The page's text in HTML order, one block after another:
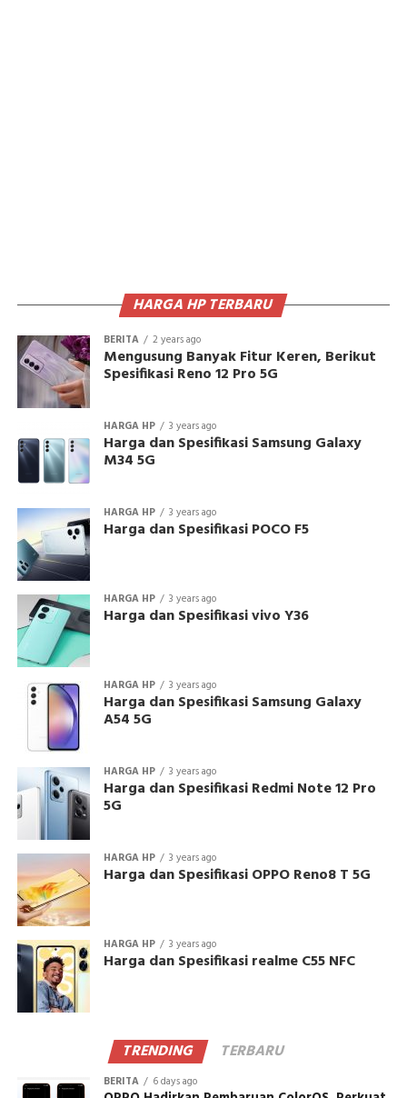
HARGA HP TERBARU
BERITA 2 years ago
Mengusung Banyak Fitur Keren, Berikut
Spesifikasi Reno 12 Pro 5G
HARGA HP 3 years ago
Harga dan Spesifikasi Samsung Galaxy
M34 5G
HARGA HP 3 years ago
Harga dan Spesifikasi POCO F5
HARGA HP 3 years ago
Harga dan Spesifikasi vivo Y36
HARGA HP 3 years ago
Harga dan Spesifikasi Samsung Galaxy
A54 5G
HARGA HP 3 years ago
Harga dan Spesifikasi Redmi Note 12 Pro
5G
HARGA HP 3 years ago
Harga dan Spesifikasi OPPO Reno8 T 5G
HARGA HP 3 years ago
Harga dan Spesifikasi realme C55 NFC
TRENDING TERBARU
BERITA 6 days ago